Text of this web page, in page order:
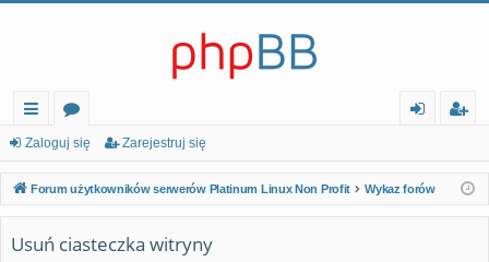
ię
ce
j…
or
a
og
uj
ej
es
Zaloguj się Zarejestruj się
Forum użytkowników serwerów Platinum Linux Non Profit Wykaz forów
Usuń ciasteczka witryny